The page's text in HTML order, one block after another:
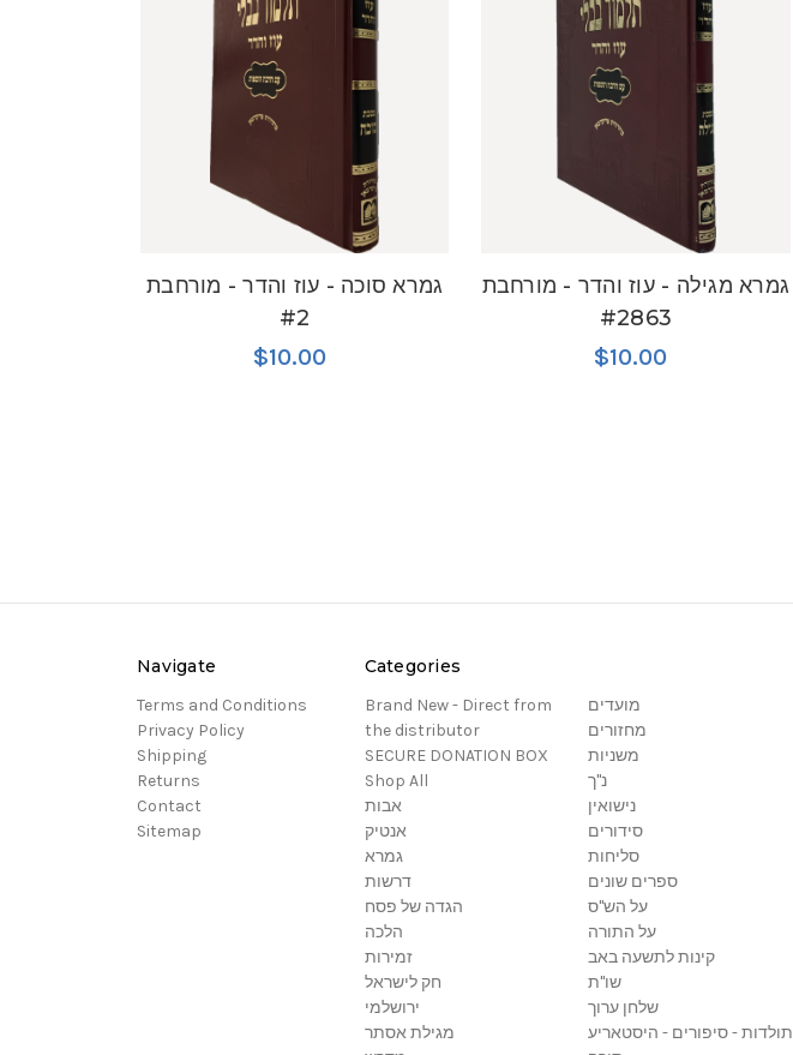
גמרא סוכה - עוז והדר - מורחבת
#2
$10.00
גמרא מגילה - עוז והדר - מורחבת
#2863
$10.00
Navigate
Terms and Conditions
Privacy Policy
Shipping
Returns
Contact
Sitemap
Categories
Brand New - Direct from
the distributor
SECURE DONATION BOX
Shop All
אבות
אנטיק
גמרא
דרשות
הגדה של פסח
הלכה
זמירות
חק לישראל
ירושלמי
מגילת אסתר
מועדים
מחזורים
משניות
נ"ך
נישואין
סידורים
סליחות
ספרים שונים
על הש"ס
על התורה
קינות לתשעה באב
שו"ת
שלחן ערוך
תולדות - סיפורים - היסטאריע